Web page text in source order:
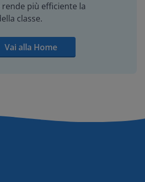
più efficiente la
classe.
Vai alla Home